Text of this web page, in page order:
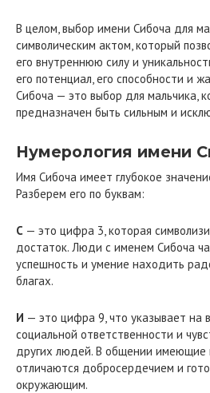
В целом, выбор имени Сибоча для
символическим актом, который
его внутреннюю силу и
его потенциал, его способности и
Сибоча — это выбор для мальчика,
предназначен быть сильным и
Нумерология имени
Имя Сибоча имеет глубокое
Разберем его по буквам:
С — это цифра 3, которая
достаток. Люди с именем Сибоча
успешность и умение находить
благах.
И — это цифра 9, что указывает на
социальной ответственности и
других людей. В общении имеющие
отличаются добросердечием и
окружающим.